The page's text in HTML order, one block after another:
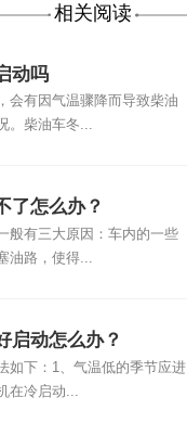
相关阅读
动吗
会有因气温骤降而导致柴油
。柴油车冬...
了怎么办？
般有三大原因：车内的一些
油路，使得...
启动怎么办？
如下：1、气温低的季节应进
在冷启动...